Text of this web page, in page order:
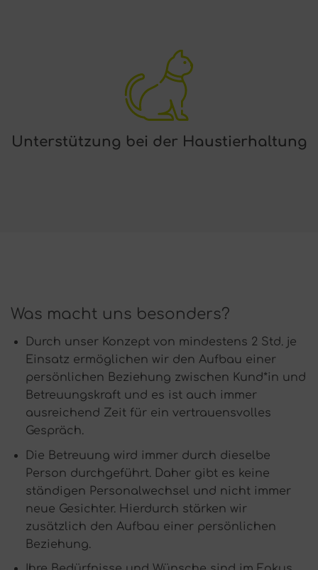
Unterstützung bei der Haustierhaltung
Was macht uns besonders?
Durch unser Konzept von mindestens 2 Std. je
Einsatz ermöglichen wir den Aufbau einer
persönlichen Beziehung zwischen Kund*in und
Betreuungskraft und es ist auch immer
ausreichend Zeit für ein vertrauensvolles
Gespräch.
Die Betreuung wird immer durch dieselbe
Person durchgeführt. Daher gibt es keine
ständigen Personalwechsel und nicht immer
neue Gesichter. Hierdurch stärken wir
zusätzlich den Aufbau einer persönlichen
Beziehung.